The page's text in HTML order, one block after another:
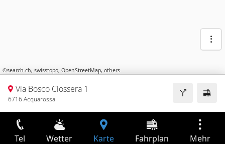
©search.ch, swisstopo, OpenStreetMap, others
Via Bosco Ciossera 1
6716 Acquarossa
Tel Wetter Karte Fahrplan Mehr